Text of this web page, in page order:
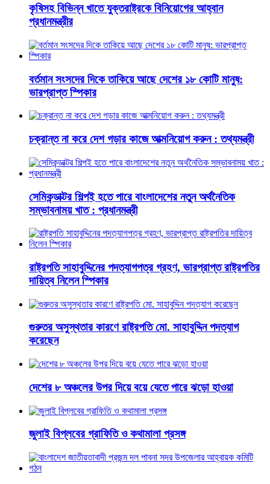
কৃষিসহ বিভিন্ন খাতে যুক্তরাষ্ট্রকে বিনিয়োগের আহ্বান
প্রধানমন্ত্রীর
বর্তমান সংসদের দিকে তাকিয়ে আছে দেশের ১৮ কোটি মানুষ:
ভারপ্রাপ্ত স্পিকার
চক্রান্ত না করে দেশ গড়ার কাজে আত্মনিয়োগ করুন : তথ্যমন্ত্রী
সেমিকন্ডাক্টর শিল্পই হতে পারে বাংলাদেশের নতুন অর্থনৈতিক
সম্ভাবনাময় খাত : প্রধানমন্ত্রী
রাষ্ট্রপতি সাহাবুদ্দিনের পদত্যাগপত্র গ্রহণ, ভারপ্রাপ্ত রাষ্ট্রপতির
দায়িত্ব নিলেন স্পিকার
গুরুতর অসুস্থতার কারণে রাষ্ট্রপতি মো. সাহাবুদ্দিন পদত্যাগ
করেছেন
দেশের ৮ অঞ্চলের উপর দিয়ে বয়ে যেতে পারে ঝড়ো হাওয়া
জুলাই বিপ্লবের গ্রাফিতি ও কথামালা প্রসঙ্গ